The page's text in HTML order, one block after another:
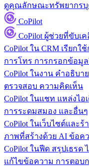
ดูคุณลักษณะทรัพยากร
CoPilot
CoPilot ผู้ช่วยที่ขับเ
CoPilot ใน CRM เรียกใ
การโทร การกรอกข้อมู
CoPilot ในงาน คำอธิบา
ตรวจสอบ ความคิดเห็น
CoPilot ในแชท แหล่งไอ
การระดมสมอง และอื่นๆ
CoPilot ในเว็บไซต์และร้
ภาพที่สร้างด้วย AI ข้อค
CoPilot ในฟีด สรุปเธรด
แก้ไขข้อความ การตอบ